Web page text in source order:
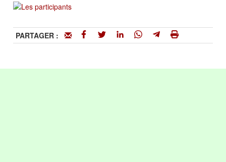
PARTAGER :